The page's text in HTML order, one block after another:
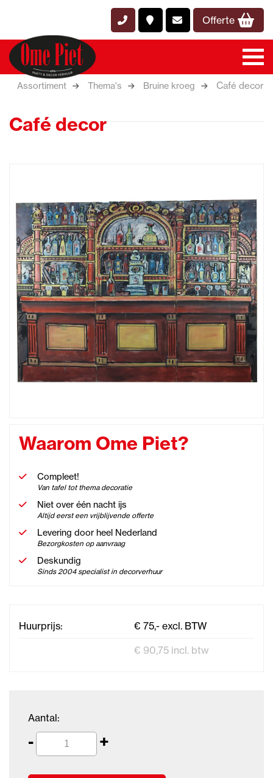
Offerte
Assortiment Thema's Bruine kroeg Café decor
Café decor
Waarom Ome Piet?
Compleet!
Van tafel tot thema decoratie
Niet over één nacht ijs
Altijd eerst een vrijblijvende offerte
Levering door heel Nederland
Bezorgkosten op aanvraag
Deskundig
Sinds 2004 specialist in decorverhuur
Huurprijs:
€ 75,- excl. BTW
€ 90,75 incl. btw
Aantal:
- +